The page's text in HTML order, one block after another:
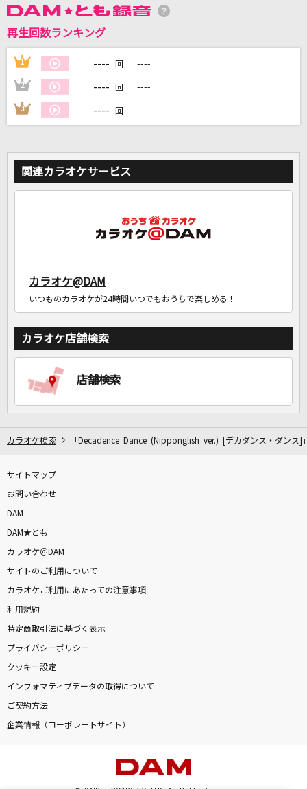
家族や友達と一緒に！練習にも！
再生回数ランキング
1 ---- 回 ----
2 ---- 回 ----
3 ---- 回 ----
関連カラオケサービス
カラオケ@DAM
いつものカラオケが24時間いつでもおうちで楽しめる！
カラオケ店舗検索
店舗検索
カラオケ検索 「Decadence Dance (Nipponglish ver.) [デカダンス・ダンス]
サイトマップ
お問い合わせ
DAM
DAM★とも
カラオケ＠DAM
サイトのご利用について
カラオケご利用にあたっての注意事項
利用規約
特定商取引法に基づく表示
プライバシーポリシー
クッキー設定
インフォマティブデータの取得について
ご契約方法
企業情報（コーポレートサイト）